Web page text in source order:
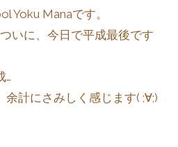
Yoku Manaです。
いに、今日で平成最後です
…
計にさみしく感じます( ;∀;)